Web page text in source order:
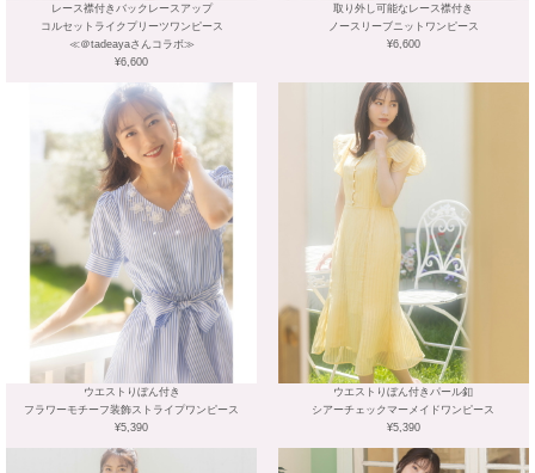
レース襟付きバックレースアップ
コルセットライクプリーツワンピース
≪＠tadeayaさんコラボ≫
¥6,600
取り外し可能なレース襟付き
ノースリーブニットワンピース
¥6,600
ウエストりぼん付き
フラワーモチーフ装飾ストライプワンピース
¥5,390
ウエストりぼん付きパール釦
シアーチェックマーメイドワンピース
¥5,390